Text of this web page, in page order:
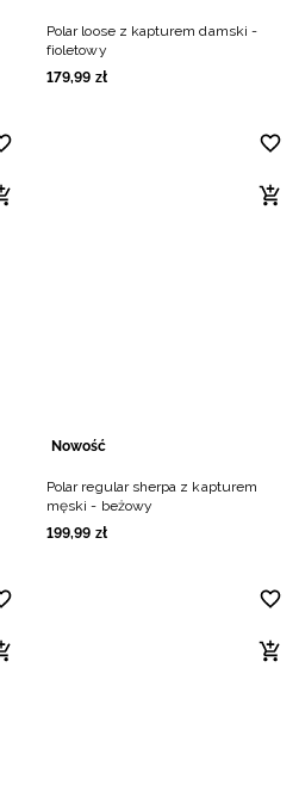
Polar loose z kapturem damski -
fioletowy
179,99 zł
Nowość
Polar regular sherpa z kapturem
męski - beżowy
199,99 zł